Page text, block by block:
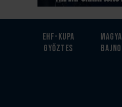
EHF-Kupa
győztes